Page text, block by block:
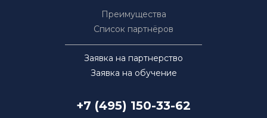
Преимущества
Список партнёров
Заявка на партнерство
Заявка на обучение
+7 (495) 150-33-62